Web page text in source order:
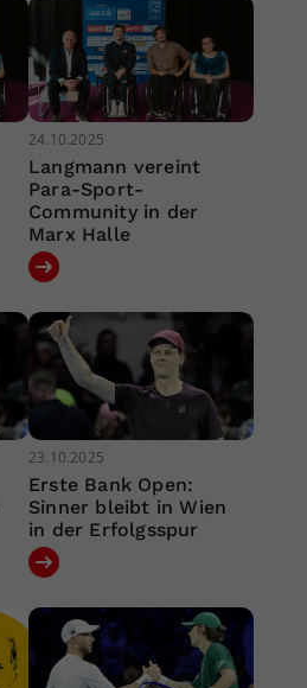
24.10.2025
Langmann vereint
Para-Sport-
Community in der
Marx Halle
23.10.2025
Erste Bank Open:
Sinner bleibt in Wien
in der Erfolgsspur